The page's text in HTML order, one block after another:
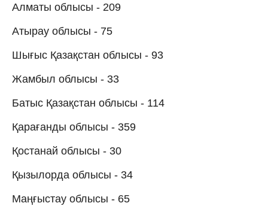
Алматы облысы - 209
Атырау облысы - 75
Шығыс Қазақстан облысы - 93
Жамбыл облысы - 33
Батыс Қазақстан облысы - 114
Қарағанды облысы - 359
Қостанай облысы - 30
Қызылорда облысы - 34
Маңғыстау облысы - 65